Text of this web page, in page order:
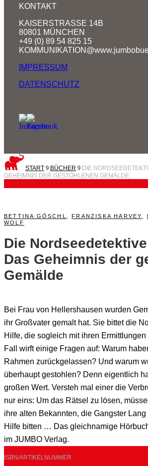
KONTAKT
KAISERSTRASSE 14B
80801 MÜNCHEN
+49 (0) 89 54 825 15
IMPRESSUM
DATENSCHUTZ
START 9 BÜCHER 9 DIE
GEHEIMNIS DER GESTOHLENEN GEMÄLDE
BETTINA GÖSCHL ,FRANZISKA HARVEY
WOLF
Die
Das Geheimnis der
Gemälde
Bei Frau von Hellershausen wurden
ihr Großvater gemalt hat. Sie bittet die
Hilfe, die sogleich mit ihren
Fall wirft einige Fragen auf: Warum
Rahmen zurückgelassen? Und warum
überhaupt gestohlen? Denn eigentlich
großen Wert. Versteh mal einer die
nur eins: Um das Rätsel zu lösen,
ihre alten Bekannten, die Gangster
Hilfe bitten … Das gleichnamige
im JUMBO Verlag.
ISBN/ARTIKELNUMMER